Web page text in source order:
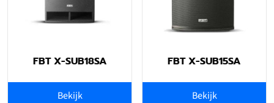
FBT X-SUB18SA
Bekijk
FBT X-SUB15SA
Bekijk